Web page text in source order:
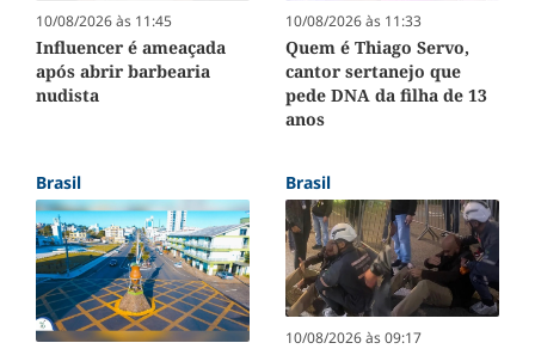
10/08/2026 às 11:45
Influencer é ameaçada
após abrir barbearia
nudista
10/08/2026 às 11:33
Quem é Thiago Servo,
cantor sertanejo que
pede DNA da filha de 13
anos
Brasil Brasil
10/08/2026 às 09:17